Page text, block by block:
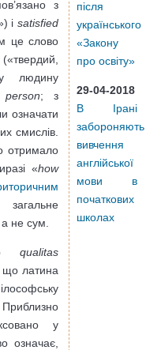
з
і satisfied
це слово
людину
; з
означати
смислів.
отримало
«how
не сум.
qualitas
що латина
у
означає,
після
українського
«Закону
про освіту»
29-04-2018
В Ірані
забороняють
вивчення
англійської
мови в
початкових
школах